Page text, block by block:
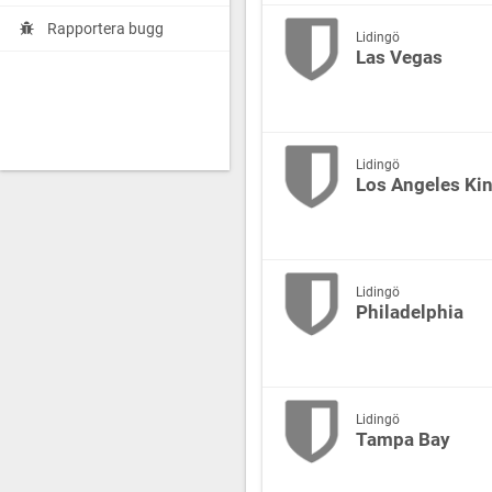
Rapportera bugg Lidingö
Las Vegas
Lidingö
Los Angeles
Lidingö
Philadelphia
Lidingö
Tampa Bay